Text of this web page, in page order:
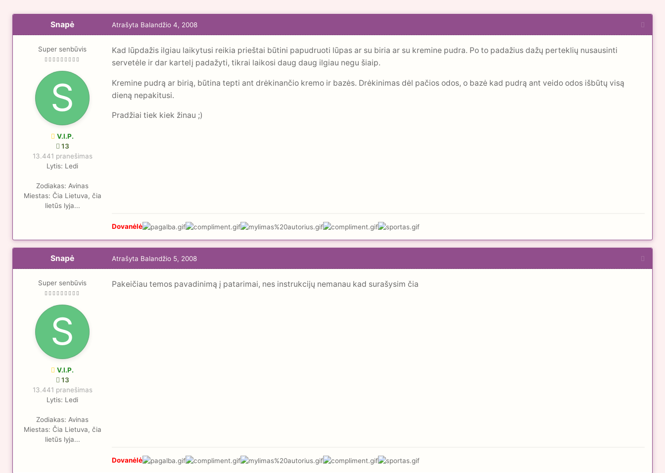
Snapė
Super senbūvis
V.I.P.
13
13.441 pranešimas
Lytis: Ledi
Zodiakas: Avinas
Miestas: Čia Lietuva, čia
lietūs lyja...
Atrašyta Balandžio 4, 2008
Kad lūpdažis ilgiau laikytusi reikia prieštai būtini papudruoti lūpas ar su biria ar su kremine pudra. Po to padažius dažų perteklių nusausinti
servetėle ir dar kartelį padažyti, tikrai laikosi daug daug ilgiau negu šiaip.
Kremine pudrą ar birią, būtina tepti ant drėkinančio kremo ir bazės. Drėkinimas dėl pačios odos, o bazė kad pudrą ant veido odos išbūtų visą
dieną nepakitusi.
Pradžiai tiek kiek žinau ;)
Dovanėlė
Snapė
Super senbūvis
V.I.P.
13
13.441 pranešimas
Lytis: Ledi
Zodiakas: Avinas
Miestas: Čia Lietuva, čia
lietūs lyja...
Atrašyta Balandžio 5, 2008
Pakeičiau temos pavadinimą į patarimai, nes instrukcijų nemanau kad surašysim čia
Dovanėlė